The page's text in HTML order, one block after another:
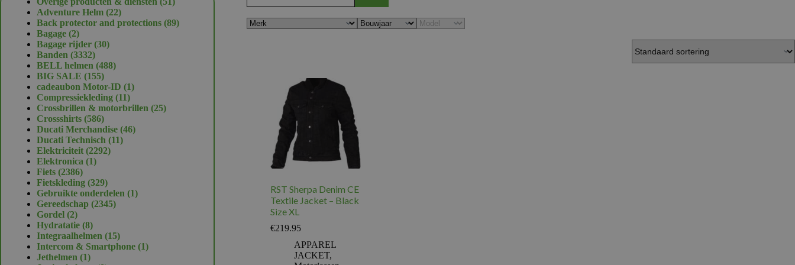
RST Sherpa Denim CE
Textile Jacket – Black
Size XL
€219.95
APPAREL
JACKET,
Adventure Helm 2222
producten
Back protector and protections 8989
Bagage 22
producten
Bagage rijder 3030
Banden 33323332
producten
BELL helmen 488488
BIG SALE 155155
producten
cadeaubon Motor-ID 11
Compressiekleding 1111
producten
Crossbrillen & motorbrillen 2525
Crossshirts 586586
producten
Ducati Merchandise 4646
Ducati Technisch 1111
Elektriciteit 22922292
Elektronica 11
Fiets 23862386
producten
Fietskleding 329329
producten
Gebruikte onderdelen 11
Gereedschap 23452345
Gordel 22
producten
Hydratatie 88
producten
Integraalhelmen 1515
producten
Intercom & Smartphone 11
Jethelmen 11